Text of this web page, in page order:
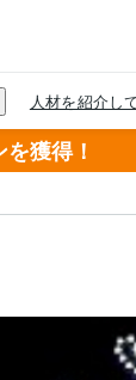
獲得！